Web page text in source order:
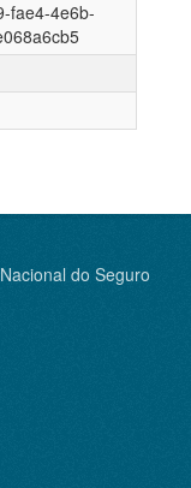
fae4-4e6b-
do Seguro